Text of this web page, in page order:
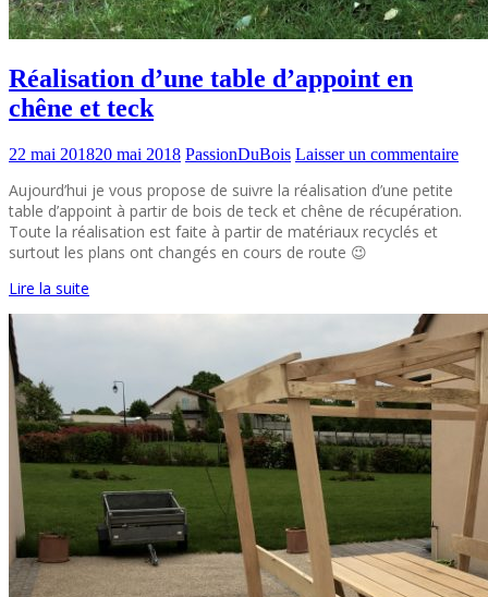
Réalisation d’une table d’appoint en
chêne et teck
22 mai 201820 mai 2018 PassionDuBois Laisser un commentaire
Aujourd’hui je vous propose de suivre la réalisation d’une petite
table d’appoint à partir de bois de teck et chêne de récupération.
Toute la réalisation est faite à partir de matériaux recyclés et
surtout les plans ont changés en cours de route 😉
Lire la suite